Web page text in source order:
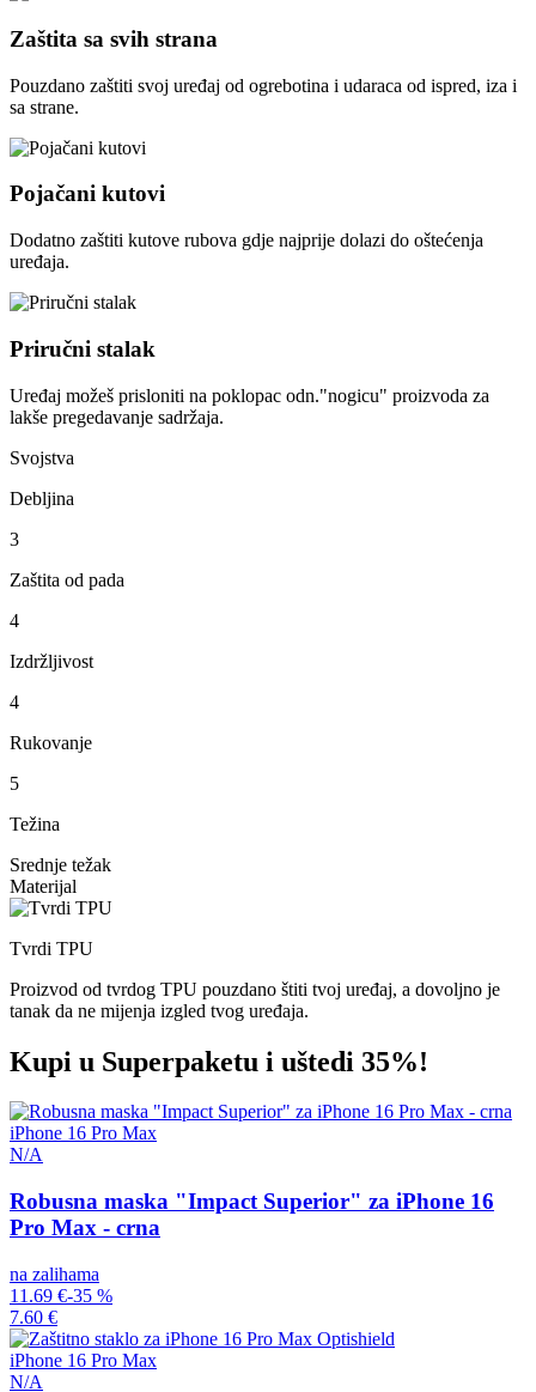
Zaštita sa svih strana
Pouzdano zaštiti svoj uređaj od ogrebotina i udaraca od ispred, iza i
sa strane.
Pojačani kutovi
Dodatno zaštiti kutove rubova gdje najprije dolazi do oštećenja
uređaja.
Priručni stalak
Uređaj možeš prisloniti na poklopac odn."nogicu" proizvoda za
lakše pregedavanje sadržaja.
Svojstva
Debljina
3
Zaštita od pada
4
Izdržljivost
4
Rukovanje
5
Težina
Srednje težak
Materijal
Tvrdi TPU
Proizvod od tvrdog TPU pouzdano štiti tvoj uređaj, a dovoljno je
tanak da ne mijenja izgled tvog uređaja.
Kupi u Superpaketu i uštedi 35%!
iPhone 16 Pro Max
N/A
Robusna maska "Impact Superior" za iPhone 16
Pro Max - crna
na zalihama
11.69 €-35 %
7.60 €
iPhone 16 Pro Max
N/A